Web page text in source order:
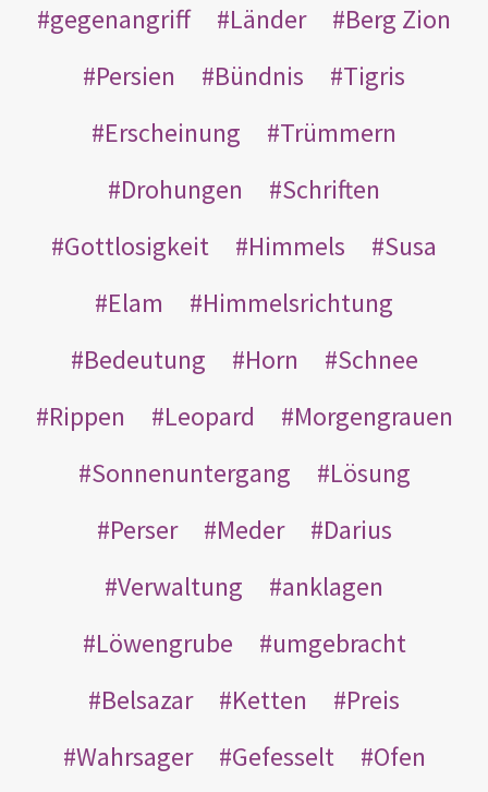
gegenangriff
Länder
Berg Zion
Persien
Bündnis
Tigris
Erscheinung
Trümmern
Drohungen
Schriften
Gottlosigkeit
Himmels
Susa
Elam
Himmelsrichtung
Bedeutung
Horn
Schnee
Rippen
Leopard
Morgengrauen
Sonnenuntergang
Lösung
Perser
Meder
Darius
Verwaltung
anklagen
Löwengrube
umgebracht
Belsazar
Ketten
Preis
Wahrsager
Gefesselt
Ofen